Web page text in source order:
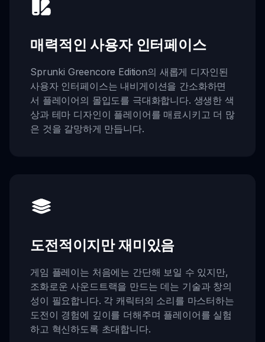
매력적인 사용자 인터페이스
Sprunki Greencore Edition의 새롭게 디자인된
사용자 인터페이스는 내비게이션을 간소화하면
서 플레이어의 몰입도를 극대화합니다. 생생한 색
상과 테마 디자인이 플레이어를 매료시키고 더 많
은 것을 갈망하게 만듭니다.
도전적이지만 재미있음
게임 플레이는 처음에는 간단해 보일 수 있지만,
조화로운 사운드트랙을 만드는 데는 기술과 창의
성이 필요합니다. 각 캐릭터의 소리를 마스터하는
도전이 경험에 깊이를 더해주며 플레이어를 실험
하고 혁신하도록 초대합니다.